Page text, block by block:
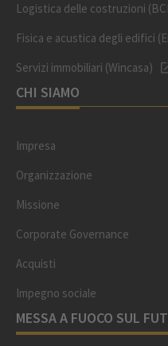
Logistica delle costruzioni
Fisica e acustica degli edifici
Servizi immobiliari (Wincasa)
CHI SIAMO
Impresa
Organizzazione
Missione
Corporate Governance
Acquisti
Impegno sociale
MESSA A FUOCO SUL